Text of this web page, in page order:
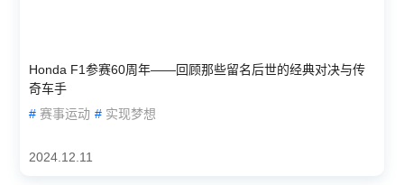
Honda F1参赛60周年——回顾那些留名后世的经典对决与传
奇车手
# 赛事运动 # 实现梦想
2024.12.11